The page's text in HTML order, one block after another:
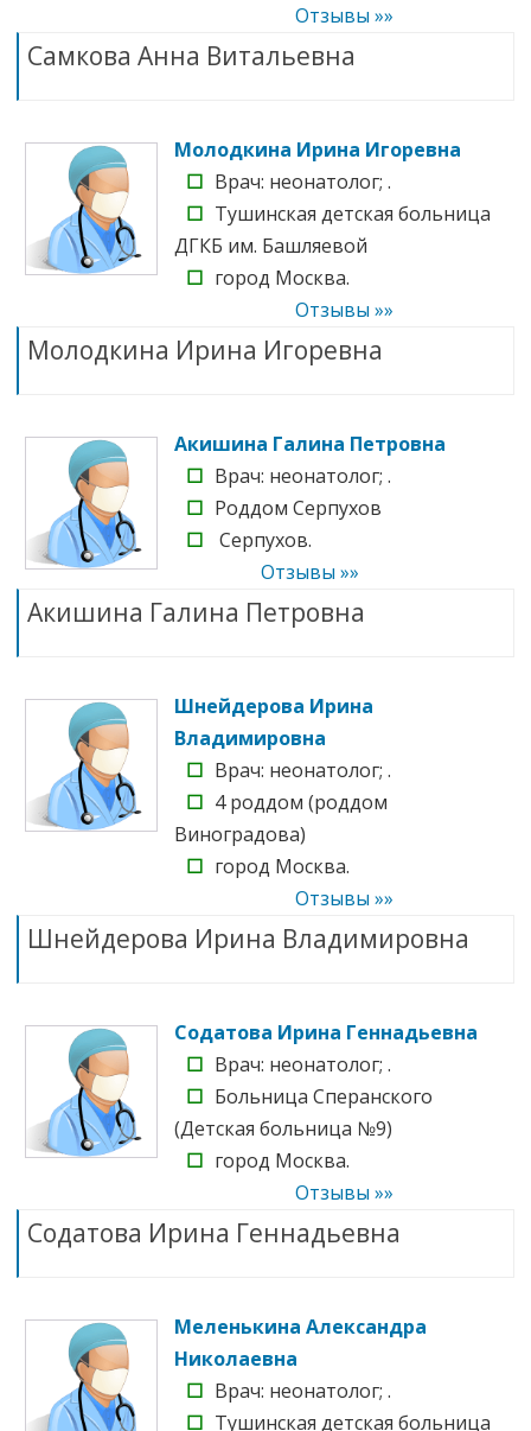
Отзывы »»
Самкова Анна Витальевна
Молодкина Ирина Игоревна
☐ Врач: неонатолог; .
☐ Тушинская детская больница
ДГКБ им. Башляевой
☐ город Москва.
Отзывы »»
Молодкина Ирина Игоревна
Акишина Галина Петровна
☐ Врач: неонатолог; .
☐ Роддом Серпухов
☐
Серпухов.
Отзывы »»
Акишина Галина Петровна
Шнейдерова Ирина
Владимировна
☐ Врач: неонатолог; .
☐ 4 роддом (роддом
Виноградова)
☐ город Москва.
Отзывы »»
Шнейдерова Ирина Владимировна
Содатова Ирина Геннадьевна
☐ Врач: неонатолог; .
☐ Больница Сперанского
(Детская больница №9)
☐ город Москва.
Отзывы »»
Содатова Ирина Геннадьевна
Меленькина Александра
Николаевна
☐ Врач: неонатолог; .
☐ Тушинская детская больница